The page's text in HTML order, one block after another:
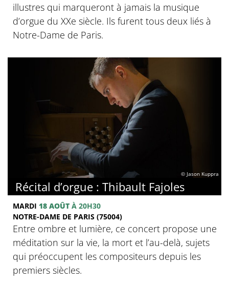
illustres qui marqueront à jamais la musique
d’orgue du XXe siècle. Ils furent tous deux liés à
Notre-Dame de Paris.
© Jason Kuppra
Récital d’orgue : Thibault Fajoles
MARDI 18 AOÛT À 20H30
NOTRE-DAME DE PARIS (75004)
Entre ombre et lumière, ce concert propose une
méditation sur la vie, la mort et l’au-delà, sujets
qui préoccupent les compositeurs depuis les
premiers siècles.